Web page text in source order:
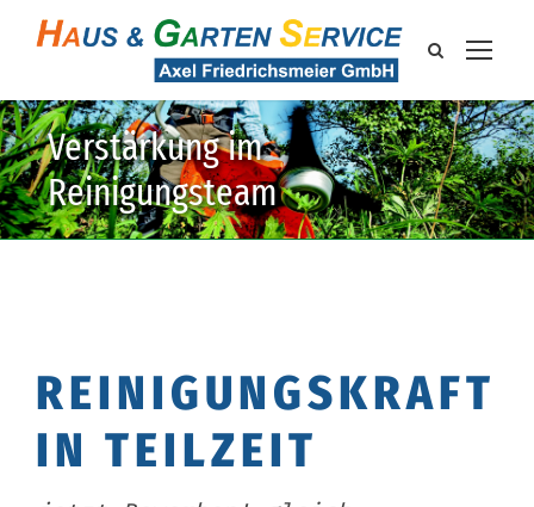
Verstärkung im
Reinigungsteam
REINIGUNGSKRAFT
IN TEILZEIT